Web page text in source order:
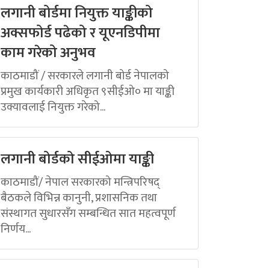
लगानी बोर्डमा नियुक्त याङ्कीको
अक्सफोर्ड पढेको र यूएनडिपीमा
काम गरेको अनुभव
काठमाडौं / सरकारले लगानी बोर्ड नेपालको
प्रमुख कार्यकारी अधिकृत ९सीईओ० मा याङ्की
उक्यावलाई नियुक्त गरेको...
लगानी बोर्डको सीईओमा याङ्की
काठमाडौं/ नेपाल सरकारको मन्त्रिपरिषद्
बैठकले विभिन्न कानुनी, प्रशासनिक तथा
संस्थागत सुधारसँग सम्बन्धित सात महत्वपूर्ण
निर्णय...